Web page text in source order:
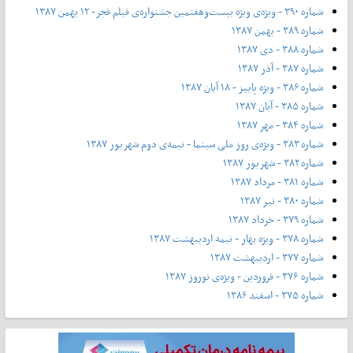
شماره ۳۹۰ - ویژه‌ی ویژه بیست‌و‌هفتمین جشنواره‌ی فیلم فجر- ۱۲ بهمن ۱۳۸۷
شماره ۳۸۹ - بهمن ۱۳۸۷
شماره ۳۸۸ - دی ۱۳۸۷
شماره ۳۸۷ - آذر ۱۳۸۷
شماره ۳۸۶ - ویژه پاییز - ۱۸ آبان ۱۳۸۷
شماره ۳۸۵ - آبان ۱۳۸۷
شماره ۳۸۴ - مهر ۱۳۸۷
شماره ۳۸۳ - ویژه‌ی روز ملی سینما - نیمه‌ی دوم شهریور ۱۳۸۷
شماره ۳۸۲ - شهریور ۱۳۸۷
شماره ۳۸۱ - مرداد ۱۳۸۷
شماره ۳۸۰ - تیر ۱۳۸۷
شماره ۳۷۹ - خرداد ۱۳۸۷
شماره ۳۷۸ - ویژه بهار - نیمه‌ اردیبهشت ۱۳۸۷
شماره ۳۷۷ - اردیبهشت ۱۳۸۷
شماره ۳۷۶ - فروردین - ویژه‌ی نوروز ۱۳۸۷
شماره ۳۷۵ - اسفند ۱۳۸۶